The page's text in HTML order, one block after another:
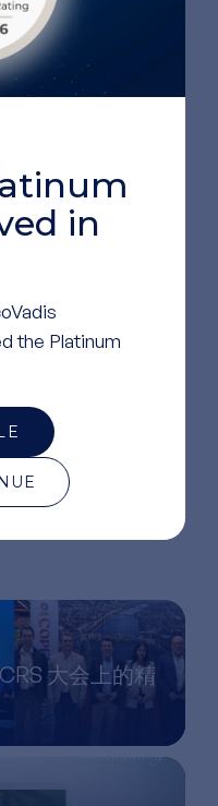
in
the Platinum
章
大会上的精